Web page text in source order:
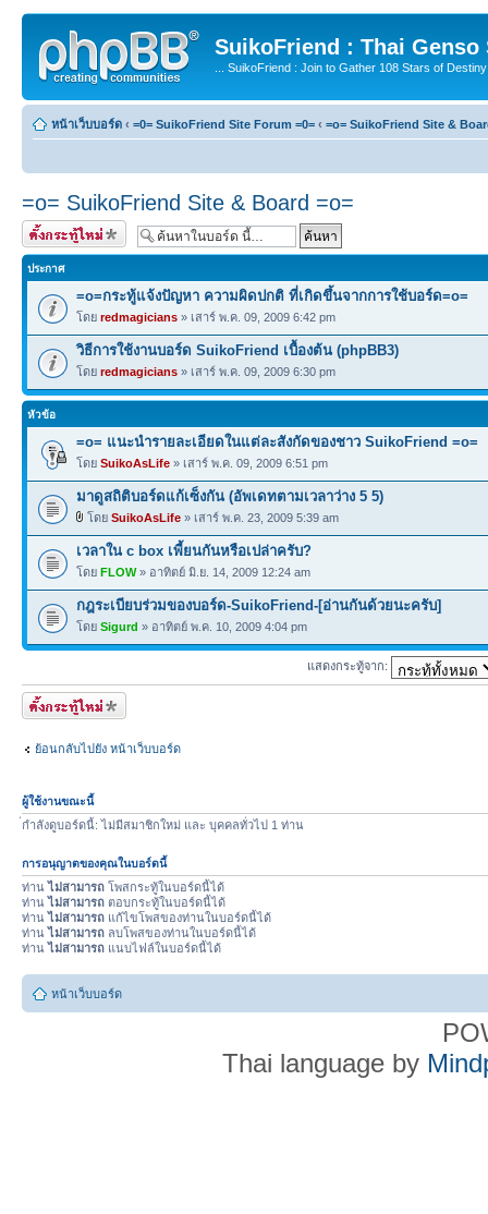
SuikoFriend : Thai Genso
... SuikoFriend : Join to Gather 108 Stars of
หน้าเว็บบอร์ด ‹ =0= SuikoFriend Site Forum =0= ‹ =o= SuikoFriend Site &
=o= SuikoFriend Site & Board =o=
ตั้งกระทู้ใหม่
ประกาศ
=o=กระทู้แจ้งปัญหา ความผิดปกติ ที่เกิดขึ้นจากการใช้บอร์ด=o=
โดย redmagicians » เสาร์ พ.ค. 09, 2009 6:42 pm
วิธีการใช้งานบอร์ด SuikoFriend เบื้องต้น (phpBB3)
โดย redmagicians » เสาร์ พ.ค. 09, 2009 6:30 pm
หัวข้อ
=o= แนะนำรายละเอียดในแต่ละสังกัดของชาว SuikoFriend =o=
โดย SuikoAsLife » เสาร์ พ.ค. 09, 2009 6:51 pm
มาดูสถิติบอร์ดแก้เซ็งกัน (อัพเดทตามเวลาว่าง 5 5)
โดย SuikoAsLife » เสาร์ พ.ค. 23, 2009 5:39 am
เวลาใน c box เพี้ยนกันหรือเปล่าครับ?
โดย FLOW» อาทิตย์ มิ.ย. 14, 2009 12:24 am
กฎระเบียบร่วมของบอร์ด-SuikoFriend-[อ่านกันด้วยนะครับ]
โดย Sigurd » อาทิตย์ พ.ค. 10, 2009 4:04 pm
แสดงกระทู้จาก:
ตั้งกระทู้ใหม่
ย้อนกลับไปยัง หน้าเว็บบอร์ด
ผู้ใช้งานขณะนี้
่กำลังดูบอร์ดนี้: ไม่มีสมาชิกใหม่ และ บุคคลทั่วไป 1 ท่าน
การอนุญาตของคุณในบอร์ดนี้
ท่านไม่สามารถ โพสกระทู้ในบอร์ดนี้ได้
ท่านไม่สามารถ ตอบกระทู้ในบอร์ดนี้ได้
ท่านไม่สามารถ แก้ไขโพสของท่านในบอร์ดนี้ได้
ท่านไม่สามารถ ลบโพสของท่านในบอร์ดนี้ได้
ท่านไม่สามารถ แนบไฟล์ในบอร์ดนี้ได้
หน้าเว็บบอร์ด
Thai language by